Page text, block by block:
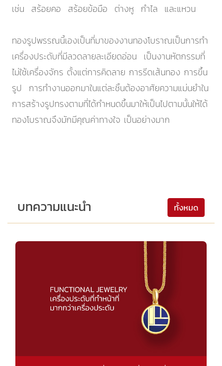
เช่น สร้อยคอ สร้อยข้อมือ ต่างหู กำไล และแหวน
ทองรูปพรรณนี้เองเป็นที่มาของงานทองโบราณเป็นการทำ
เครื่องประดับที่มีลวดลายละเอียดอ่อน เป็นงานหัตกรรมที่
ไม่ใช้เครื่องจักร ตั้งแต่การคิดลาย การรีดเส้นทอง การขึ้น
รูป การทำงานออกมาในแต่ละชิ้นต้องอาศัยความแม่นยำใน
การสร้างรูปทรงตามที่ได้กำหนดขึ้นมาให้เป็นไปตามนั้นให้ได้
ทองโบราณจึงมักมีคุณค่าทางใจ เป็นอย่างมาก
บทความแนะนำ ทั้งหมด